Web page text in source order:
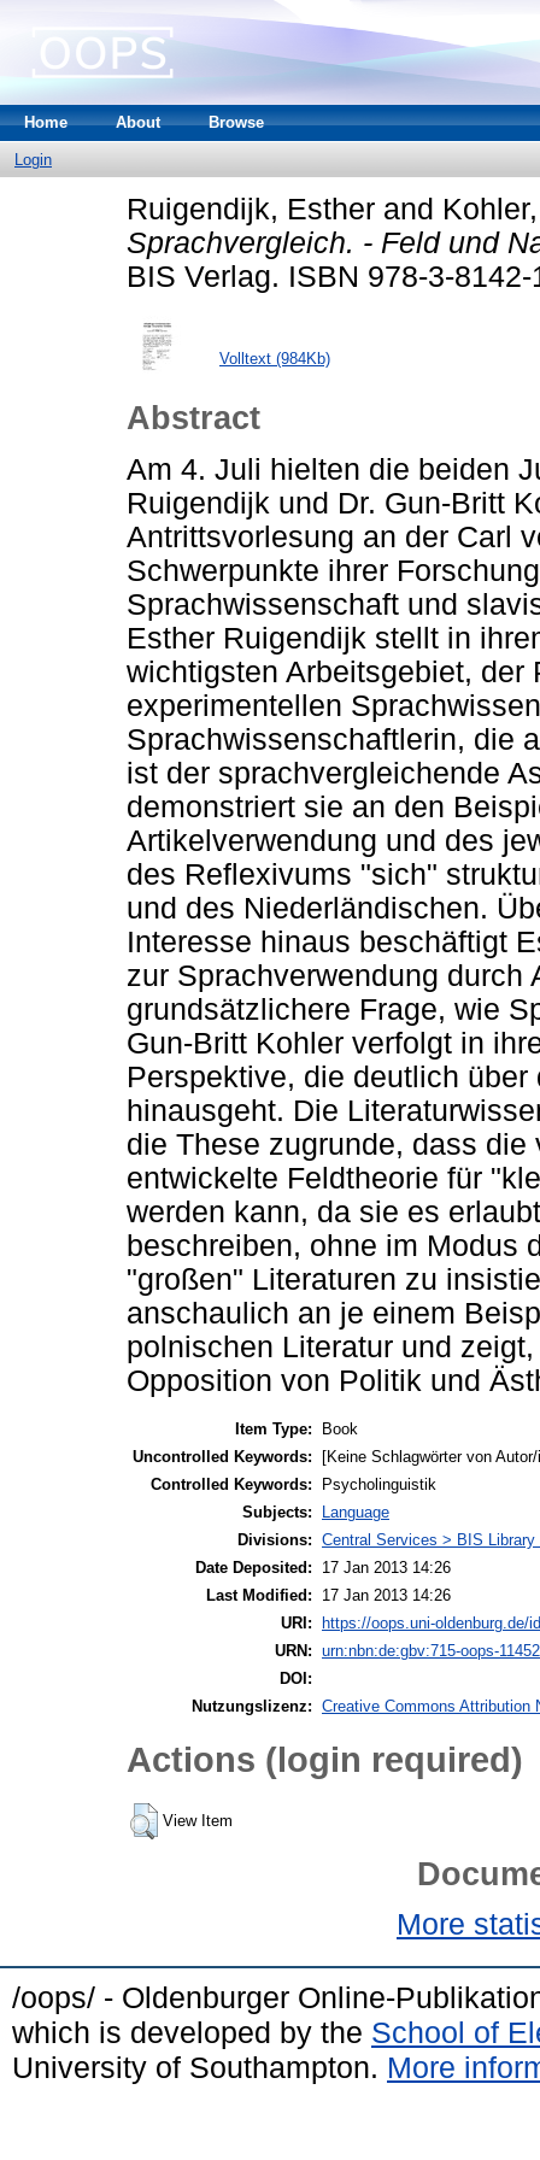
Home About Browse
Login
Ruigendijk, Esther and
Sprachvergleich. - Feld und
BIS Verlag. ISBN 978-3-8142-
Volltext (984Kb)
Abstract
Am 4. Juli hielten die beiden
Ruigendijk und Dr. Gun-Britt
Antrittsvorlesung an der Carl
Schwerpunkte ihrer
Sprachwissenschaft und
Esther Ruigendijk stellt in
wichtigsten Arbeitsgebiet, der
experimentellen
Sprachwissenschaftlerin, die
ist der sprachvergleichende
demonstriert sie an den
Artikelverwendung und des
des Reflexivums "sich"
und des Niederländischen.
Interesse hinaus beschäftigt
zur Sprachverwendung
grundsätzlichere Frage, wie
Gun-Britt Kohler verfolgt in
Perspektive, die deutlich
hinausgeht. Die
die These zugrunde, dass
entwickelte Feldtheorie für
werden kann, da sie es
beschreiben, ohne im Modus
"großen" Literaturen zu
anschaulich an je einem
polnischen Literatur und
Opposition von Politik und
Item Type:
Book
Uncontrolled Keywords:
[Keine Schlagwörter von
Controlled Keywords:
Psycholinguistik
Subjects:
Language
Divisions: Central Services > BIS
Date Deposited:
17 Jan 2013 14:26
Last Modified:
17 Jan 2013 14:26
URI:
https://oops.uni-oldenburg.de/
URN: urn:nbn:de:gbv:715-oops-11452
DOI:
Nutzungslizenz: Creative Commons Attribution
Actions (login required)
View Item
More
/oops/ - Oldenburger Online-
which is developed by the School of
University of Southampton. More